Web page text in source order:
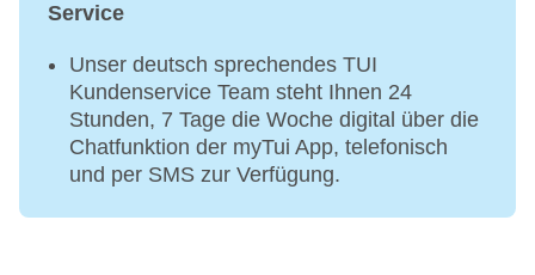
Service
Unser deutsch sprechendes TUI
Kundenservice Team steht Ihnen 24
Stunden, 7 Tage die Woche digital über die
Chatfunktion der myTui App, telefonisch
und per SMS zur Verfügung.